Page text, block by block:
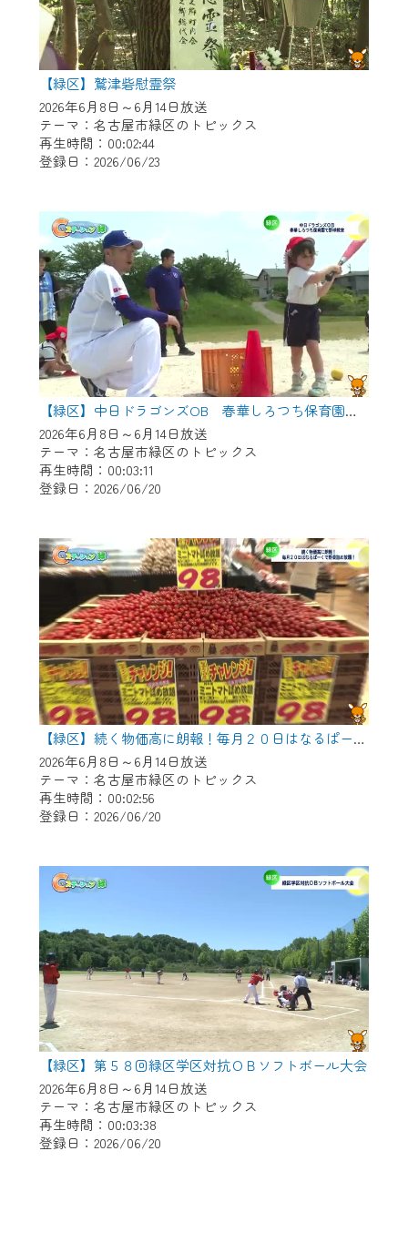
【緑区】鷲津砦慰霊祭
2026年6月8日～6月14日放送
テーマ：名古屋市緑区のトピックス
再生時間：00:02:44
登録日：2026/06/23
【緑区】中日ドラゴンズOB 春華しろつち保育園で野球教室
2026年6月8日～6月14日放送
テーマ：名古屋市緑区のトピックス
再生時間：00:03:11
登録日：2026/06/20
【緑区】続く物価高に朗報！毎月２０日はなるぱーくで野菜つめ放題！
2026年6月8日～6月14日放送
テーマ：名古屋市緑区のトピックス
再生時間：00:02:56
登録日：2026/06/20
【緑区】第５８回緑区学区対抗ＯＢソフトボール大会
2026年6月8日～6月14日放送
テーマ：名古屋市緑区のトピックス
再生時間：00:03:38
登録日：2026/06/20